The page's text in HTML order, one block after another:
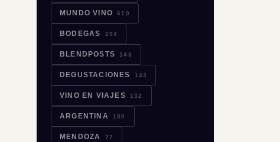
MUNDO VINO 610
BODEGAS 194
BLENDPOSTS 143
DEGUSTACIONES 143
VINO EN VIAJES 132
ARGENTINA 100
MENDOZA 77